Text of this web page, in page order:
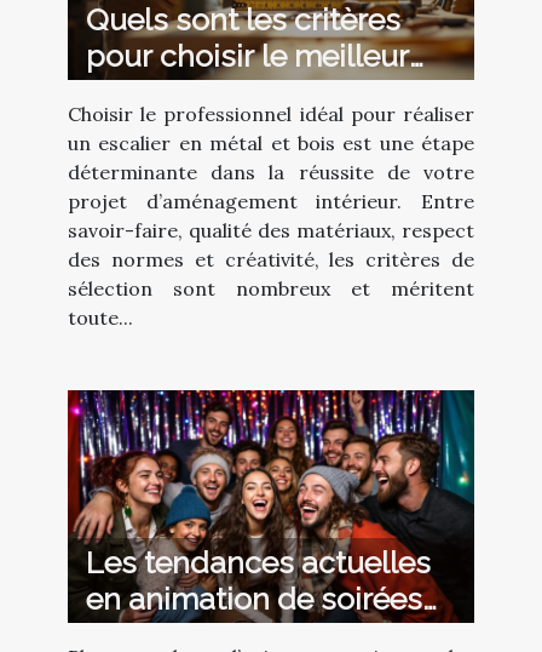
Quels sont les critères
pour choisir le meilleur
professionnel pour votre
escalier en métal et bois ?
Choisir le professionnel idéal pour réaliser
un escalier en métal et bois est une étape
déterminante dans la réussite de votre
projet d’aménagement intérieur. Entre
savoir-faire, qualité des matériaux, respect
des normes et créativité, les critères de
sélection sont nombreux et méritent
toute...
Les tendances actuelles
en animation de soirées
avec photobooth